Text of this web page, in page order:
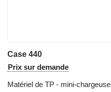
Case 440
Prix sur demande
Matériel de TP - mini-chargeuse